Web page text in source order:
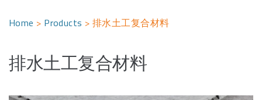
Home > Products > 排水土工复合材料
排水土工复合材料